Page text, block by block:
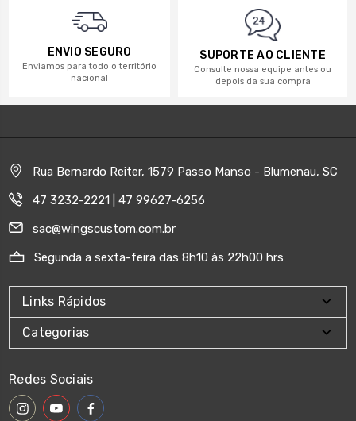
ENVIO SEGURO
Enviamos para todo o território
nacional
SUPORTE AO CLIENTE
Consulte nossa equipe antes ou
depois da sua compra
Rua Bernardo Reiter, 1579 Passo Manso - Blumenau, SC
47 3232-2221 | 47 99627-6256
sac@wingscustom.com.br
Segunda a sexta-feira das 8h10 às 22h00 hrs
Links Rápidos
Categorias
Redes Sociais